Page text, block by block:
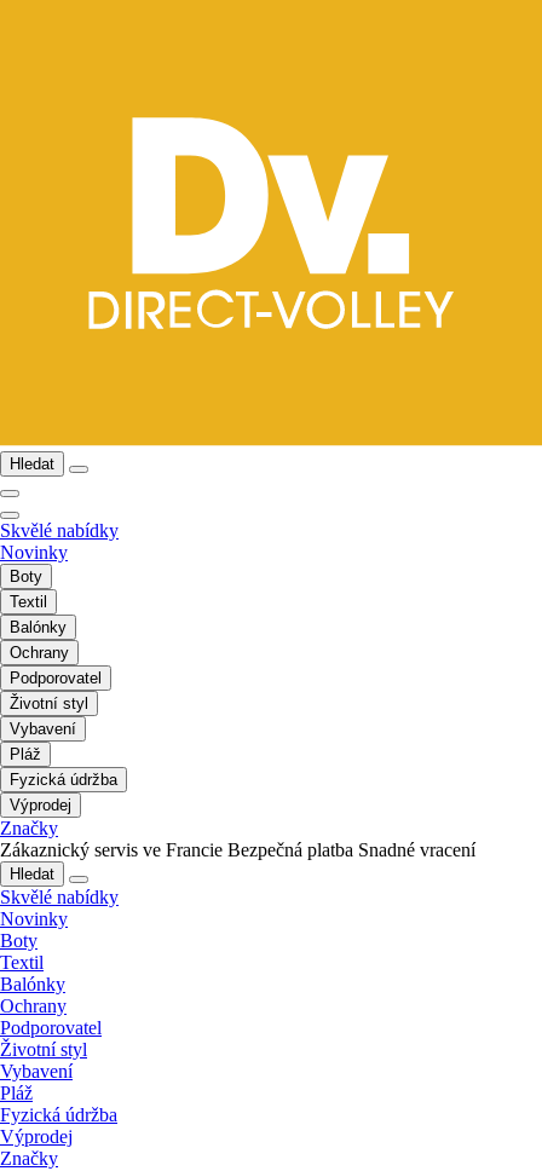
Hledat
Skvělé nabídky
Novinky
Boty
Textil
Balónky
Ochrany
Podporovatel
Životní styl
Vybavení
Pláž
Fyzická údržba
Výprodej
Značky
Zákaznický servis ve Francie Bezpečná platba Snadné vracení
Hledat
Skvělé nabídky
Novinky
Boty
Textil
Balónky
Ochrany
Podporovatel
Životní styl
Vybavení
Pláž
Fyzická údržba
Výprodej
Značky